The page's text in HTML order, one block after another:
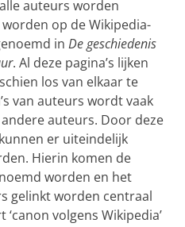
auteurs worden
op de Wikipedia-
in De geschiedenis
. Al deze pagina’s lijken
los van elkaar te
van auteurs wordt vaak
auteurs. Door deze
er uiteindelijk
Hierin komen de
worden en het
gelinkt worden centraal
volgens Wikipedia’